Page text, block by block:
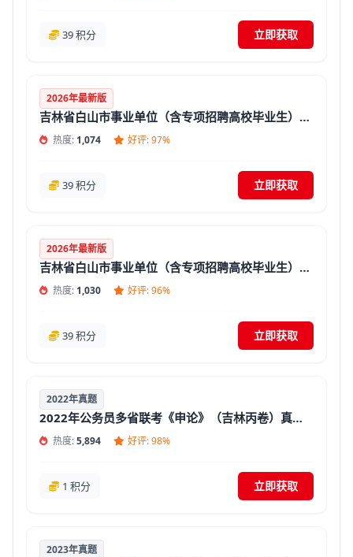
39 积分 立即获取
2026年最新版
吉林省白山市事业单位（含专项招聘高校毕业生）招聘考试《医学基础知识》题库(答案+解析)
热度: 1,074 好评: 97%
39 积分 立即获取
2026年最新版
吉林省白山市事业单位（含专项招聘高校毕业生）招聘考试《通用知识》题库(答案+解析)
热度: 1,030 好评: 96%
39 积分 立即获取
2022年真题
2022年公务员多省联考《申论》（吉林丙卷）真题试卷及答案【含解析】
热度:5,894 好评: 98%
1 积分 立即获取
2023年真题